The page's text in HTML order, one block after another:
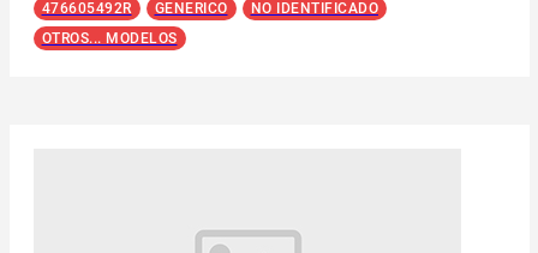
476605492R GENERICO
NO IDENTIFICADO
OTROS... MODELOS